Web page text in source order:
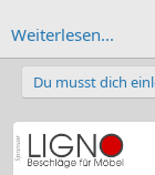
Weiterlesen...
Du musst dich